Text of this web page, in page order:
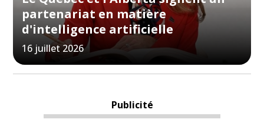
partenariat en matière
d'intelligence artificielle
16 juillet 2026
Publicité